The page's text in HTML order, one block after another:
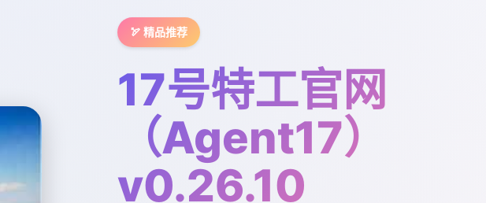
🏹 精品推荐
17号特工官网
（Agent17）
v0.26.10